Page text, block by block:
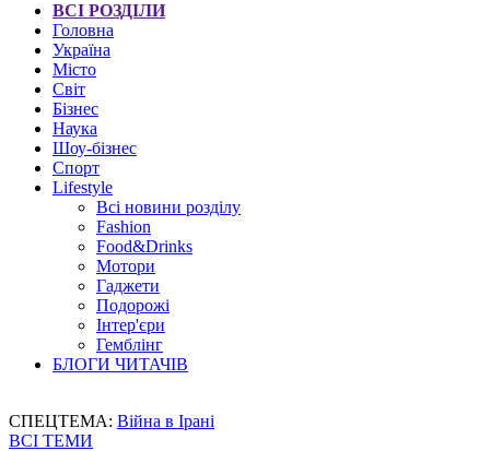
ВСІ РОЗДІЛИ
Головна
Україна
Місто
Світ
Бізнес
Наука
Шоу-бізнес
Спорт
Lifestyle
Всі новини розділу
Fashion
Food&Drinks
Мотори
Гаджети
Подорожі
Інтер'єри
Гемблінг
БЛОГИ ЧИТАЧІВ
СПЕЦТЕМА: Війна в Ірані
ВСІ ТЕМИ